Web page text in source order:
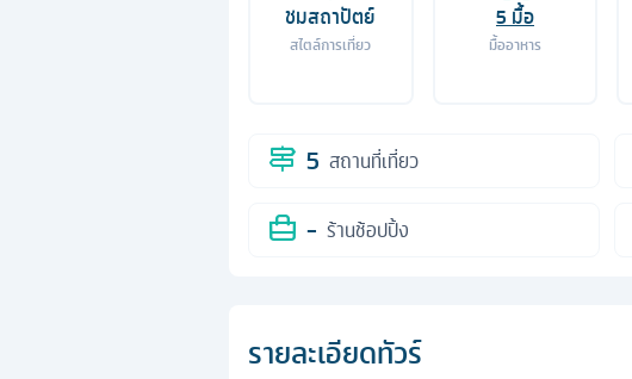
ชมสถาปัตย์
สไตล์การเที่ยว
5 มื้อ
มื้ออาหาร
5 สถานที่เที่ยว
- ร้านช้อปปิ้ง
รายละเอียดทัวร์